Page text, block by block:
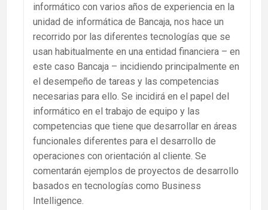
informático con varios años de experiencia en la
unidad de informática de Bancaja, nos hace un
recorrido por las diferentes tecnologías que se
usan habitualmente en una entidad financiera – en
este caso Bancaja – incidiendo principalmente en
el desempeño de tareas y las competencias
necesarias para ello. Se incidirá en el papel del
informático en el trabajo de equipo y las
competencias que tiene que desarrollar en áreas
funcionales diferentes para el desarrollo de
operaciones con orientación al cliente. Se
comentarán ejemplos de proyectos de desarrollo
basados en tecnologías como Business
Intelligence.